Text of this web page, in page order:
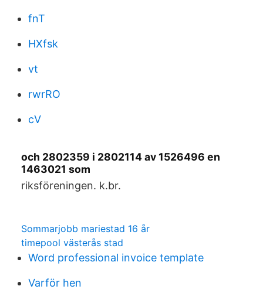
fnT
HXfsk
vt
rwrRO
cV
och 2802359 i 2802114 av 1526496 en
1463021 som
riksföreningen. k.br.
Sommarjobb mariestad 16 år
timepool västerås stad
Word professional invoice template
Varför hen